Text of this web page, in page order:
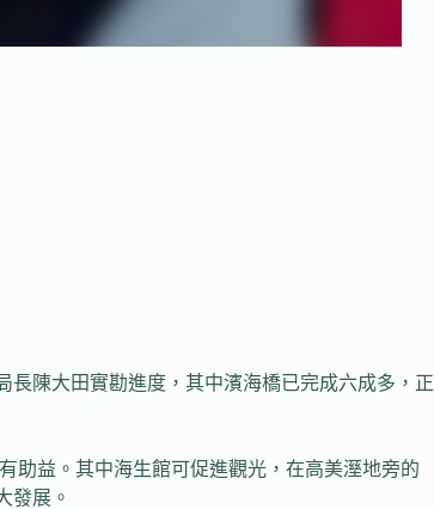
陳大田實勘進度，其中濱海橋已完成六成多，正
益。其中海生館可促進觀光，在高美溼地旁的
發展。